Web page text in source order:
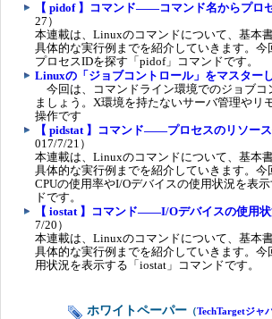
【 pidof 】コマンド――コマンド名からプロ
27）
本連載は、Linuxのコマンドについて、基本
具体的な実行例までを紹介していきます。今
プロセスIDを探す「pidof」コマンドです。
Linuxの「ジョブコントロール」をマスター
今回は、コマンドライン環境でのジョブコ
ましょう。X環境を持たないサーバ管理やリ
操作です
【 pidstat 】コマンド――プロセスのリソー
017/7/21）
本連載は、Linuxのコマンドについて、基本
具体的な実行例までを紹介していきます。
CPUの使用率やI/Oデバイスの使用状況を表
ドです。
【 iostat 】コマンド――I/Oデバイスの使用
7/20）
本連載は、Linuxのコマンドについて、基本
具体的な実行例までを紹介していきます。今
用状況を表示する「iostat」コマンドです。
ホワイトペーパー （TechTargetジャ